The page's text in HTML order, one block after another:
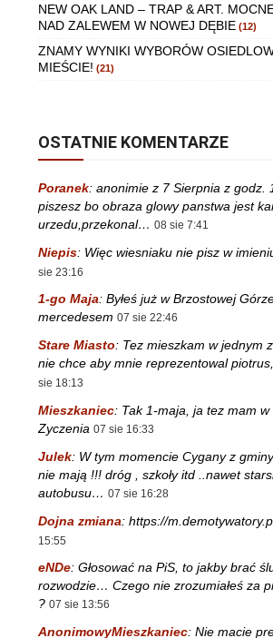
NEW OAK LAND – TRAP & ART.
NAD ZALEWEM W NOWEJ DĘBIE (12)
ZNAMY WYNIKI WYBORÓW
MIEŚCIE! (21)
OSTATNIE KOMENTARZE
Poranek: anonimie z 7 Sierpnia z godz.
piszesz bo obraza glowy panstwa jest
urzedu,przekonal… 08 sie 7:41
Niepis: Więc wiesniaku nie pisz w
sie 23:16
1-go Maja: Byłeś już w Brzostowej
mercedesem 07 sie 22:46
Stare Miasto: Tez mieszkam w jednym
nie chce aby mnie reprezentowal
sie 18:13
Mieszkaniec: Tak 1-maja, ja tez mam
Zyczenia 07 sie 16:33
Julek: W tym momencie Cygany z
nie mają !!! dróg , szkoły itd ..nawet
autobusu… 07 sie 16:28
Dojna zmiana: https://
15:55
eNDe: Głosować na PiS, to jakby brać
rozwodzie… Czego nie zrozumiałeś za
? 07 sie 13:56
AnonimowyMieszkaniec: Nie macie